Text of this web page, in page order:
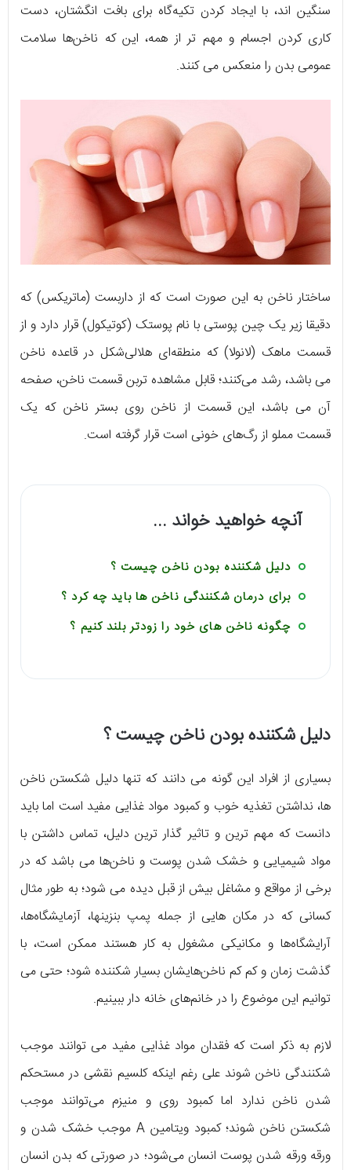
سنگین اند، با ایجاد کردن تکیه‌گاه برای بافت انگشتان، دست
کاری کردن اجسام و مهم تر از همه، این که ناخن‌ها سلامت
عمومی بدن را منعکس می کنند.
ساختار ناخن به این صورت است که از داربست (ماتریکس) که
دقیقا زیر یک چین پوستی با نام پوستک (کوتیکول) قرار دارد و از
قسمت ماهک (لانولا) که منطقه‌ای هلالی‌شکل در قاعده ناخن
می باشد، رشد می‌کنند؛ قابل مشاهده تربن قسمت ناخن، صفحه
آن می باشد، این قسمت از ناخن روی بستر ناخن که یک
قسمت مملو از رگ‌های خونی است قرار گرفته‌ است.
آنچه خواهید خواند ...
دلیل شکننده بودن ناخن چیست ؟
برای درمان شکنندگی ناخن ها باید چه کرد ؟
چگونه ناخن های خود را زودتر بلند کنیم ؟
دلیل شکننده بودن ناخن چیست ؟
بسیاری از افراد این گونه می دانند که تنها دلیل شکستن ناخن
ها، نداشتن تغذیه خوب و کمبود مواد غذایی مفید است اما باید
دانست که مهم ترین و تاثیر گذار ترین دلیل، تماس داشتن با
مواد شیمیایی و خشک شدن پوست و ناخن‌ها می باشد که در
برخی از مواقع و مشاغل بیش از قبل دیده می شود؛ به طور مثال
کسانی که در مکان هایی از جمله پمپ بنزینها، آزمایشگاه‌ها،
آرایشگاه‌ها و مکانیکی مشغول به کار هستند ممکن‌ است، با
گذشت زمان و کم کم ناخن‌هایشان بسیار شکننده‌ شود؛ حتی می
توانیم این موضوع را در خانم‌های خانه دار ببینیم.
لازم به ذکر است که فقدان مواد غذایی مفید می توانند موجب
شکنندگی ناخن شوند علی رغم اینکه کلسیم نقشی در مستحکم
شدن ناخن ندارد اما کمبود روی و منیزم می‌توانند موجب
شکستن ناخن شوند؛ کمبود ویتامین A موجب خشک شدن و
ورقه ورقه شدن پوست انسان می‌شود؛ در صورتی که بدن انسان